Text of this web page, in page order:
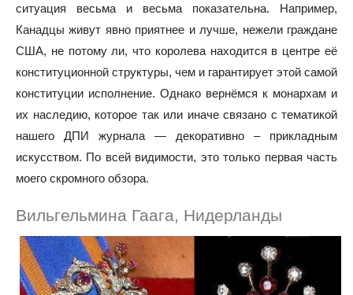
ситуация весьма и весьма показательна. Например,
Канадцы живут явно приятнее и лучше, нежели граждане
США, не потому ли, что королева находится в центре её
конституционной структуры, чем и гарантирует этой самой
конституции исполнение. Однако вернёмся к монархам и
их наследию, которое так или иначе связано с тематикой
нашего ДПИ журнала — декоративно – прикладным
искусством. По всей видимости, это только первая часть
моего скромного обзора.
Вильгельмина Гаага, Нидерланды